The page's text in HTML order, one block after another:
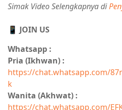
Simak Video Selengkapnya di
📱 JOIN US
Whatsapp :
Pria (Ikhwan) :
https://chat.whatsapp.com/
k
Wanita (Akhwat) :
https://chat.whatsapp.com/